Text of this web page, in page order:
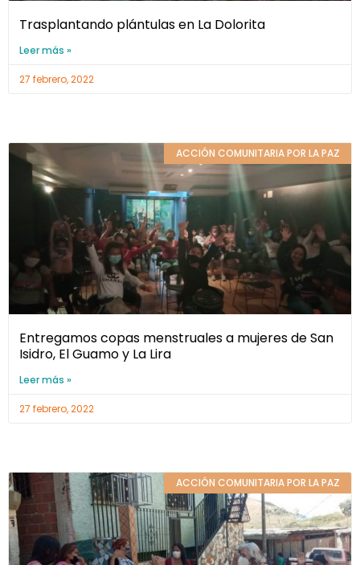
Trasplantando plántulas en La Dolorita
Leer más »
27 febrero, 2022
ACCIÓN COMUNITARIA POR LA PAZ
Entregamos copas menstruales a mujeres de San
Isidro, El Guamo y La Lira
Leer más »
27 febrero, 2022
ACCIÓN COMUNITARIA POR LA PAZ